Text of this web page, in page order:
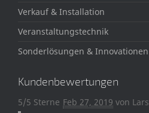
Verkauf & Installation
Veranstaltungstechnik
Sonderlösungen & Innovationen
Kundenbewertungen
5/5 Sterne Feb 27, 2019 von Lars